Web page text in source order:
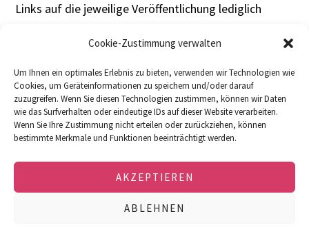
Cookie-Zustimmung verwalten
Um Ihnen ein optimales Erlebnis zu bieten, verwenden wir Technologien wie
Cookies, um Geräteinformationen zu speichern und/oder darauf
zuzugreifen. Wenn Sie diesen Technologien zustimmen, können wir Daten
wie das Surfverhalten oder eindeutige IDs auf dieser Website verarbeiten.
Wenn Sie Ihre Zustimmung nicht erteilen oder zurückziehen, können
bestimmte Merkmale und Funktionen beeinträchtigt werden.
AKZEPTIEREN
ABLEHNEN
Links auf die jeweilige Veröffentlichung lediglich
DOWNLOADS FACEBOOK
IMPRESSUM
COOKIE-RICHTLINIE (EU)
© 2026 · soulution · SPEMOT AG · Dulliken,
Switzerland · e-mail: info@soulution-audio.com